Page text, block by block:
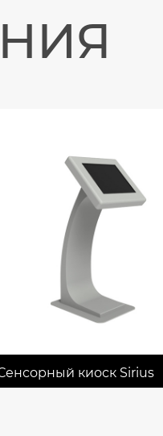
киоск Sirius